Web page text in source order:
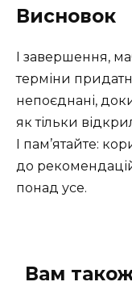
Висновок
І завершення,
терміни
непоєднані,
як тільки
І пам’ятайте:
до
понад усе.
Вам